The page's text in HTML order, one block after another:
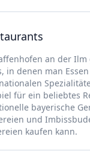
an der Ilm
in denen man
für ein beliebtes
bayerische
und
kaufen kann.